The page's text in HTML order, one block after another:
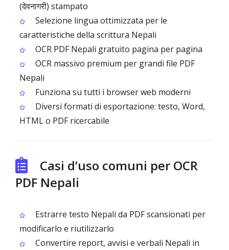
(देवनागरी) stampato
Selezione lingua ottimizzata per le
caratteristiche della scrittura Nepali
OCR PDF Nepali gratuito pagina per pagina
OCR massivo premium per grandi file PDF
Nepali
Funziona su tutti i browser web moderni
Diversi formati di esportazione: testo, Word,
HTML o PDF ricercabile
Casi d’uso comuni per OCR
PDF Nepali
Estrarre testo Nepali da PDF scansionati per
modificarlo e riutilizzarlo
Convertire report, avvisi e verbali Nepali in